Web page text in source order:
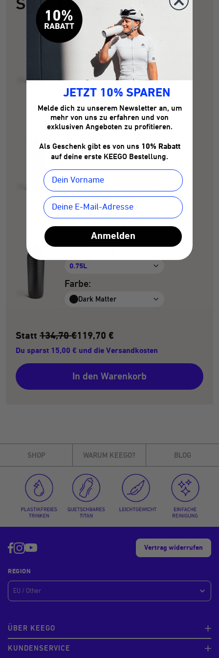
Wähle deine 1. Flasche:
0.75L
Wähle deine 2. Flasche:
0.75L
Farbe:
Dark Matter
Wähle deine 3. Flasche:
0.75L
Farbe:
Dark Matter
Statt 134,70 €119,70 €
Du sparst 15,00 € und die Versandkosten
In den Warenkorb
SHOP WARUM KEEGO? BLOG
ÜBER KEEGO
KUNDENSERVICE
Vertrag widerrufen
REGION
JETZT 10% SPAREN
Melde dich zu unserem Newsletter an, um
mehr von uns zu erfahren und von
exklusiven Angeboten zu profitieren.
Als Geschenk gibt es von uns 10% Rabatt
auf deine erste KEEGO Bestellung.
Anmelden